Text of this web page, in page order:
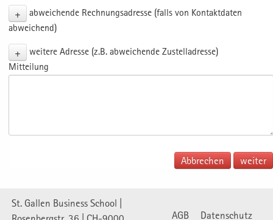
+
abweichende Rechnungsadresse (falls von Kontaktdaten
abweichend)
+
weitere Adresse (z.B. abweichende Zustelladresse)
Mitteilung
Abbrechen
St. Gallen Business School |
AGB Datenschutz